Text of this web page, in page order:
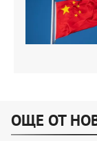
ОЩЕ ОТ